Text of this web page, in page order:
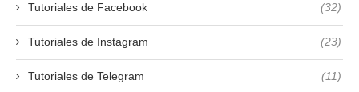
Tutoriales de Facebook (32)
Tutoriales de Instagram (23)
Tutoriales de Telegram (11)